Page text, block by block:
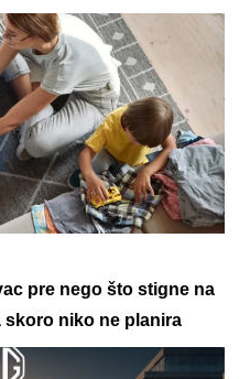
pre nego što stigne na
skoro niko ne planira